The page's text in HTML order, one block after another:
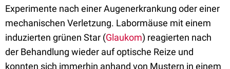
Experimente nach einer Augenerkrankung oder einer
mechanischen Verletzung. Labormäuse mit einem
induzierten grünen Star (Glaukom) reagierten nach
der Behandlung wieder auf optische Reize und
konnten sich immerhin anhand von Mustern in einem